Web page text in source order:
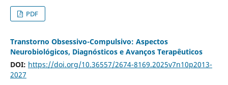
PDF
Transtorno Obsessivo-Compulsivo: Aspectos
Neurobiológicos, Diagnósticos e Avanços Terapêuticos
DOI: https://doi.org/10.36557/2674-8169.2025v7n10p2013-
2027